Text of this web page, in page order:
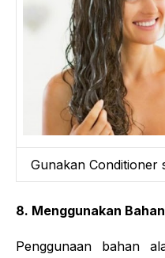
Gunakan Conditioner
8. Menggunakan
Penggunaan bahan